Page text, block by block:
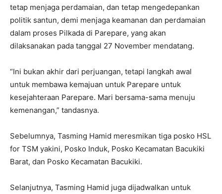
tetap menjaga perdamaian, dan tetap mengedepankan
politik santun, demi menjaga keamanan dan perdamaian
dalam proses Pilkada di Parepare, yang akan
dilaksanakan pada tanggal 27 November mendatang.
“Ini bukan akhir dari perjuangan, tetapi langkah awal
untuk membawa kemajuan untuk Parepare untuk
kesejahteraan Parepare. Mari bersama-sama menuju
kemenangan,” tandasnya.
Sebelumnya, Tasming Hamid meresmikan tiga posko HSL
for TSM yakini, Posko Induk, Posko Kecamatan Bacukiki
Barat, dan Posko Kecamatan Bacukiki.
Selanjutnya, Tasming Hamid juga dijadwalkan untuk